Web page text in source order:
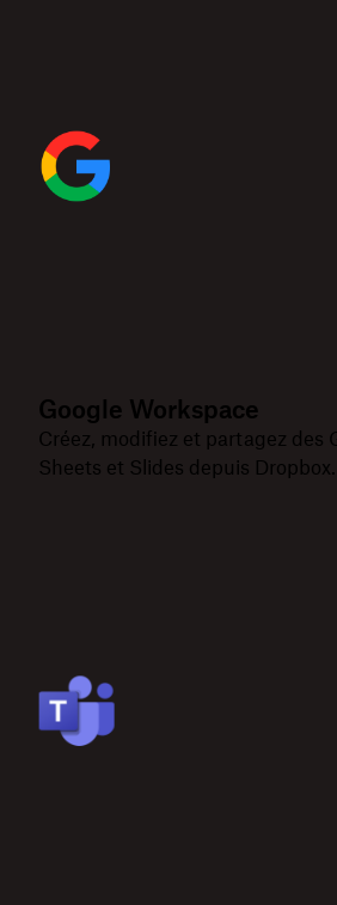
Google Workspace
Créez, modifiez et partagez des
Sheets et Slides depuis Dropbox.